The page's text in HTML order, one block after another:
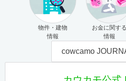
物件・建物
情報
お金に関する
情報
cowcamo